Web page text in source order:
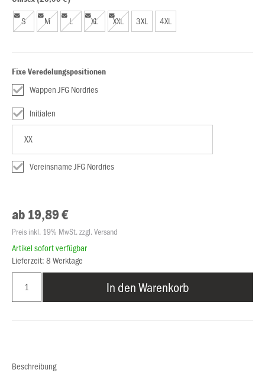
S M L XL XXL 3XL 4XL
Fixe Veredelungspositionen
Wappen JFG Nordries
Initialen
Vereinsname JFG Nordries
ab 19,89 €
Preis inkl. 19% MwSt. zzgl. Versand
Artikel sofort verfügbar
Lieferzeit: 8 Werktage
In den Warenkorb
Beschreibung